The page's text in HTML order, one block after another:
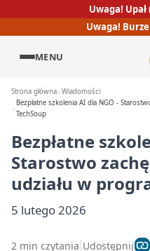
Uwaga!
Uwaga!
MENU
Strona główna Wiadomości
Bezpłatne szkolenia AI dla NGO -
TechSoup
Bezpłatne
Starostwo
udziału w
5 lutego 2026
2 min czytania Udostępnij